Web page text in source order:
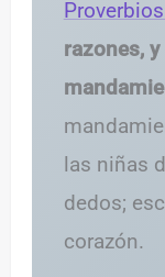
razones,
las niñas
dedos;
corazón.